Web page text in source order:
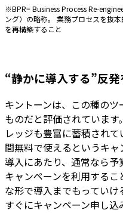
※BPR= Business Process Re-
ング）の略称。 業務プロセスを抜
を再構築すること
“静かに導入する”反発
キントーンは、この種の
ものだと評価されていま
レッジも豊富に蓄積され
間無料で使えるというキャ
導入にあたり、通常なら予
キャンペーンを利用する
な形で導入までもっていけ
すぐにキャンペーン申し込